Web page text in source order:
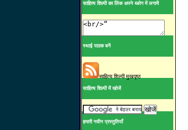
साहित्य शिल्पी का लिंक अपने ब्ळोग में लगायें
स्थाई पाठक बनें
साहित्य शिल्पी मुखपृष्ठ
साहित्य शिल्पी में खोजें
हमारी नवीन प्रस्तुतियाँ